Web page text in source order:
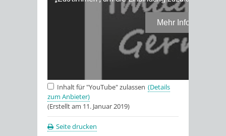
Inhalt für "YouTube" zulassen (Details
zum Anbieter)
(Erstellt am 11. Januar 2019)
Seite drucken